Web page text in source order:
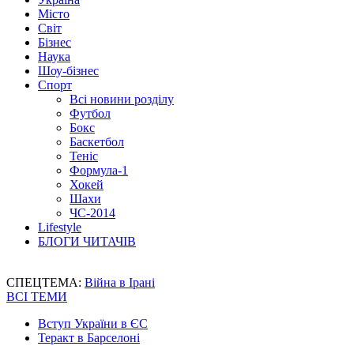
Місто
Світ
Бізнес
Наука
Шоу-бізнес
Спорт
Всі новини розділу
Футбол
Бокс
Баскетбол
Теніс
Формула-1
Хокей
Шахи
ЧС-2014
Lifestyle
БЛОГИ ЧИТАЧІВ
СПЕЦТЕМА: Війна в Ірані
ВСІ ТЕМИ
Вступ України в ЄС
Теракт в Барселоні